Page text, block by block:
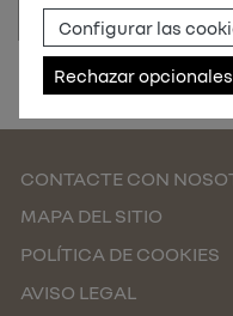
Referencia:
CONTACTE CON
MAPA DEL SITIO
POLÍTICA DE COOKIES
AVISO LEGAL
Configurar las
Rechazar opcionales